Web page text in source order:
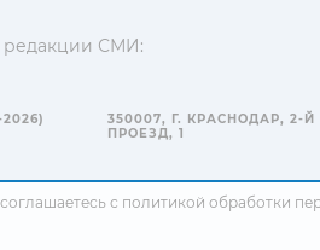
редакции СМИ:
350007, Г. КРАСНОДАР, 2-
ПРОЕЗД, 1
с политикой обработки